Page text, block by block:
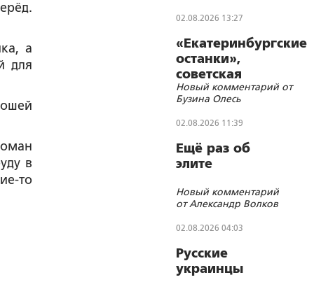
а
для
в
то
02.08.2026 13:27
«Екатеринбургские
останки»,
советская
символика и
цифровизации
Новый комментарий от
Бузина Олесь
02.08.2026 11:39
Ещё раз об
элите
Новый комментарий
от Александр Волков
02.08.2026 04:03
Русские
украинцы